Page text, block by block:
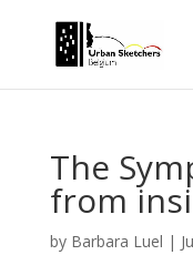
The
from
by Barbara Luel |